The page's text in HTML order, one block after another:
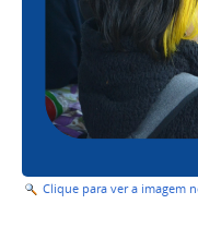
Clique para ver a imagem